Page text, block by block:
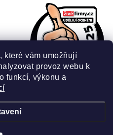
které vám umožňují
provoz webu k
funkcí, výkonu a
eshopu: